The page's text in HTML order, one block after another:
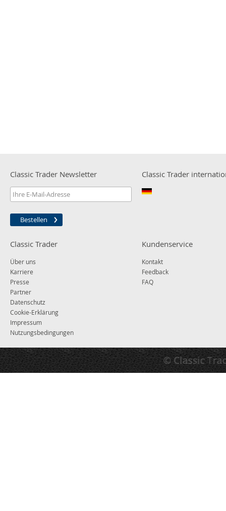
Classic Trader Newsletter
Bestellen
Classic Trader
Classic Trader
Über uns
Karriere
Presse
Partner
Datenschutz
Cookie-Erklärung
Impressum
Nutzungsbedingungen
Kundenservice
Kontakt
Feedback
FAQ